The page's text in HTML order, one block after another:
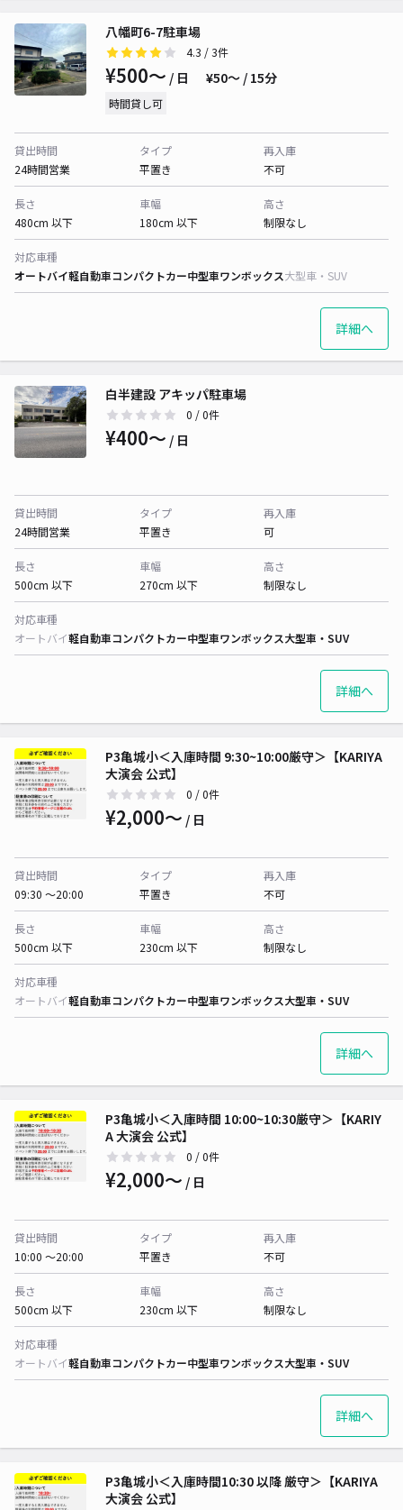
八幡町6-7駐車場
4.3 / 3件
¥500〜 / 日 ¥50〜 / 15分
時間貸し可
貸出時間
24時間営業
タイプ
平置き
再入庫
不可
長さ
480cm 以下
車幅
180cm 以下
高さ
制限なし
対応車種
オートバイ軽自動車コンパクトカー中型車ワンボックス大型車・SUV
詳細へ
白半建設 アキッパ駐車場
0 / 0件
¥400〜 / 日
貸出時間
24時間営業
タイプ
平置き
再入庫
可
長さ
500cm 以下
車幅
270cm 以下
高さ
制限なし
対応車種
オートバイ軽自動車コンパクトカー中型車ワンボックス大型車・SUV
詳細へ
P3亀城小＜入庫時間 9:30~10:00厳守＞【KARIYA
大演会 公式】
0 / 0件
¥2,000〜 / 日
貸出時間
09:30 〜20:00
タイプ
平置き
再入庫
不可
長さ
500cm 以下
車幅
230cm 以下
高さ
制限なし
対応車種
オートバイ軽自動車コンパクトカー中型車ワンボックス大型車・SUV
詳細へ
P3亀城小＜入庫時間 10:00~10:30厳守＞【KARIY
A 大演会 公式】
0 / 0件
¥2,000〜 / 日
貸出時間
10:00 〜20:00
タイプ
平置き
再入庫
不可
長さ
500cm 以下
車幅
230cm 以下
高さ
制限なし
対応車種
オートバイ軽自動車コンパクトカー中型車ワンボックス大型車・SUV
詳細へ
P3亀城小＜入庫時間10:30 以降 厳守＞【KARIYA
大演会 公式】